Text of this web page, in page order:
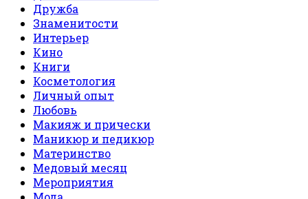
Дружба
Знаменитости
Интерьер
Кино
Книги
Косметология
Личный опыт
Любовь
Макияж и прически
Маникюр и педикюр
Материнство
Медовый месяц
Мероприятия